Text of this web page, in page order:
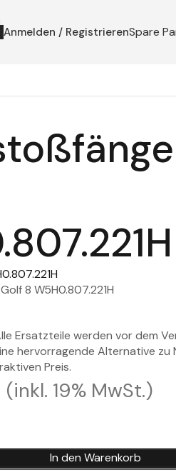
Anmelden / RegistrierenSpare
8 W5H0.807.221H
Ersatzteile werden vor dem
hervorragende Alternative zu
Preis.
(inkl. 19% MwSt.)
In den Warenkorb